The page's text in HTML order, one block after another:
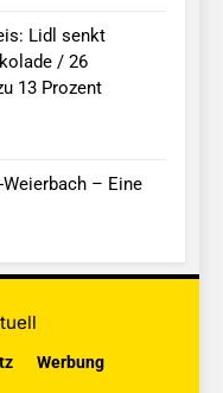
Lidl senkt
/ 26
13 Prozent
Weierbach – Eine
Werbung